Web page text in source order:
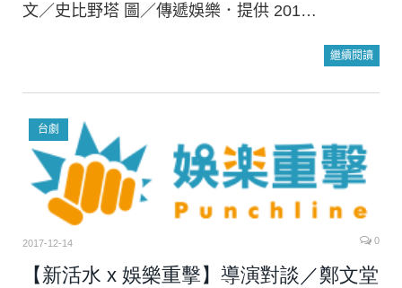
文／史比野塔 圖／傳遞娛樂．提供 201…
繼續閱讀
台劇
2017-12-14 0
【新活水 x 娛樂重擊】導演對談／鄭文堂